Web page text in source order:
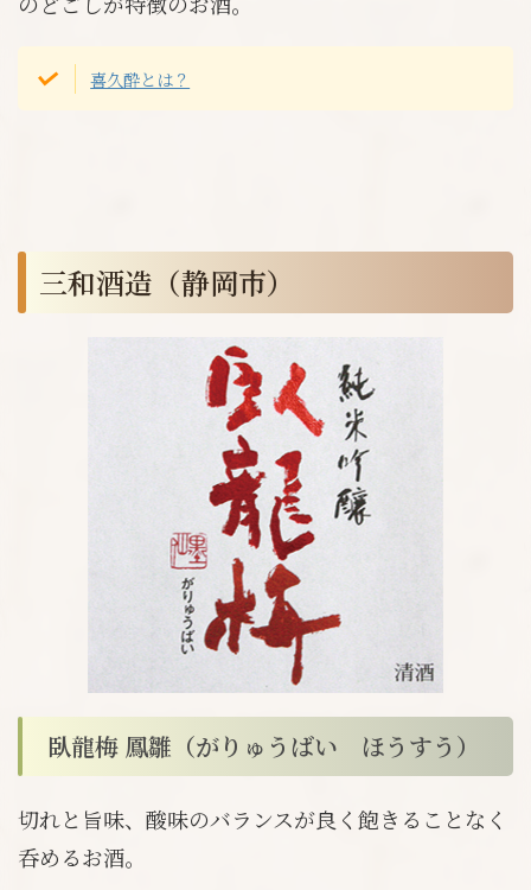
喜久酔とは？
三和酒造（静岡市）
臥龍梅 鳳雛（がりゅうばい ほうすう）
切れと旨味、酸味のバランスが良く飽きることなく
呑めるお酒。